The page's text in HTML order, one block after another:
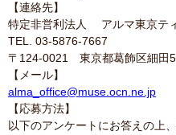
【連絡先】
特定非営利法人 アルマ東京テ
TEL. 03-5876-7667
〒124-0021 東京都葛飾区細田
【メール】
alma_office@muse.ocn.ne.jp
【応募方法】
以下のアンケートにお答えの上